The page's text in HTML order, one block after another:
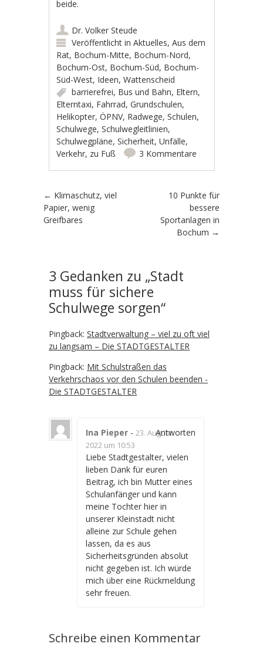
beide.
Dr. Volker Steude
Veröffentlicht inAktuelles,Aus dem
Rat, Bochum-Mitte, Bochum-Nord,
Bochum-Ost, Bochum-Süd, Bochum-
Süd-West, Ideen,Wattenscheid
barrierefrei, Bus und Bahn, Eltern,
Elterntaxi, Fahrrad,Grundschulen,
Helikopter,ÖPNV, Radwege,Schulen,
Schulwege,Schulwegleitlinien,
Schulwegpläne,Sicherheit,Unfälle,
Verkehr, zu Fuß 3 Kommentare
Artikel-Navigation
← Klimaschutz, viel
Papier, wenig
Greifbares
10 Punkte für
bessere
Sportanlagen in
Bochum →
3 Gedanken zu „Stadt
muss für sichere
Schulwege sorgen“
Pingback: Stadtverwaltung – viel zu oft viel
zu langsam – Die STADTGESTALTER
Pingback: Mit Schulstraßen das
Verkehrschaos vor den Schulen beenden -
Die STADTGESTALTER
Ina Pieper - 23. August
2022 um 10:53
Liebe Stadtgestalter, vielen
lieben Dank für euren
Beitrag, ich bin Mutter eines
Schulanfänger und kann
meine Tochter hier in
unserer Kleinstadt nicht
alleine zur Schule gehen
lassen, da es aus
Sicherheitsgründen absolut
nicht gegeben ist. Ich würde
mich über eine Rückmeldung
sehr freuen.
Antworten
Schreibe einen Kommentar